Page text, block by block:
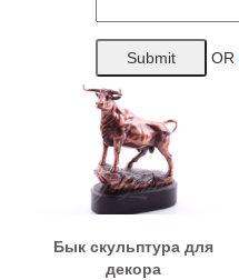
OR
Бык скульптура для
декора